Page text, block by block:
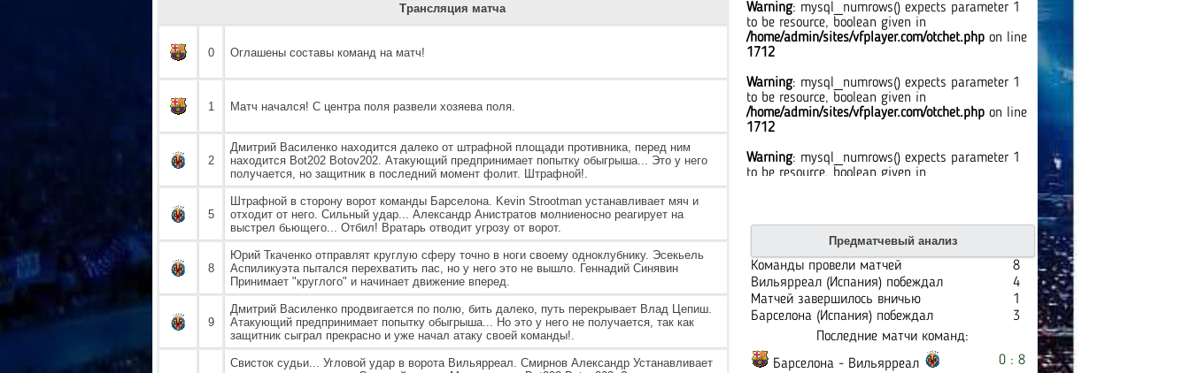
Трансляция матча
0 Оглашены составы команд на матч!
1 Матч начался! С центра поля развели хозяева поля.
2
Дмитрий Василенко находится далеко от штрафной площади противника, перед ним
находится Bot202 Botov202. Атакующий предпринимает попытку обыгрыша... Это у него
получается, но защитник в последний момент фолит. Штрафной!.
5
Штрафной в сторону ворот команды Барселона. Kevin Strootman устанавливает мяч и
отходит от него. Сильный удар... Александр Анистратов молниеносно реагирует на
выстрел бьющего... Отбил! Вратарь отводит угрозу от ворот.
8
Юрий Ткаченко отправлят круглую сферу точно в ноги своему одноклубнику. Эсекьель
Аспиликуэта пытался перехватить пас, но у него это не вышло. Геннадий Синявин
Принимает "круглого" и начинает движение вперед.
9
Дмитрий Василенко продвигается по полю, бить далеко, путь перекрывает Влад Цепиш.
Атакующий предпринимает попытку обыгрыша... Но это у него не получается, так как
защитник сыграл прекрасно и уже начал атаку своей команды!.
Свисток судьи... Угловой удар в ворота Вильярреал. Смирнов Александр Устанавливает
Warning: mysql_numrows() expects parameter 1
to be resource, boolean given in
/home/admin/sites/vfplayer.com/otchet.php on line
1712
Warning: mysql_numrows() expects parameter 1
to be resource, boolean given in
/home/admin/sites/vfplayer.com/otchet.php on line
1712
Warning: mysql_numrows() expects parameter 1
to be resource, boolean given in
: mysql_numrows() expects parameter 1
to be resource, boolean given in
/home/admin/sites/vfplayer.com/otchet.php
on line
1712
Warning
: mysql_numrows() expects parameter 1
to be resource, boolean given in
/home/admin/sites/vfplayer.com/otchet.php
1712
Предматчевый анализ
Команды провели матчей
8
Вильярреал (Испания) побеждал
4
Матчей завершилось вничью
1
Барселона (Испания) побеждал
3
Последние матчи команд:
Барселона - Вильярреал
0 : 8